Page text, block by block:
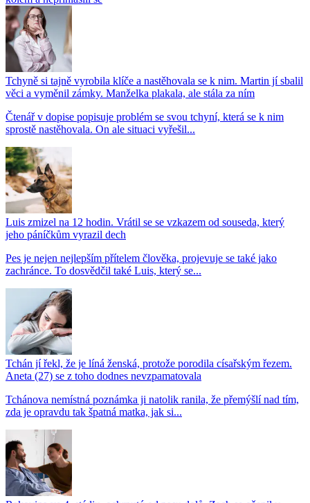
Tchyně si tajně vyrobila klíče a nastěhovala se k nim. Martin jí sbalil
věci a vyměnil zámky. Manželka plakala, ale stála za ním
Čtenář v dopise popisuje problém se svou tchyní, která se k nim
sprostě nastěhovala. On ale situaci vyřešil...
Luis zmizel na 12 hodin. Vrátil se se vzkazem od souseda, který
jeho páníčkům vyrazil dech
Pes je nejen nejlepším přítelem člověka, projevuje se také jako
zachránce. To dosvědčil také Luis, který se...
Tchán jí řekl, že je líná ženská, protože porodila císařským řezem.
Aneta (27) se z toho dodnes nevzpamatovala
Tchánova nemístná poznámka ji natolik ranila, že přemýšlí nad tím,
zda je opravdu tak špatná matka, jak si...